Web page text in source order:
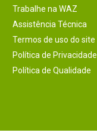
Trabalhe na WAZ
Assistência Técnica
Termos de uso do site
Política de Privacidade
Política de Qualidade